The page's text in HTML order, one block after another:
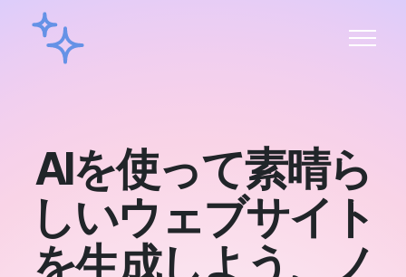
AIを使って素晴ら
しいウェブサイト
を生成しよう、ノ